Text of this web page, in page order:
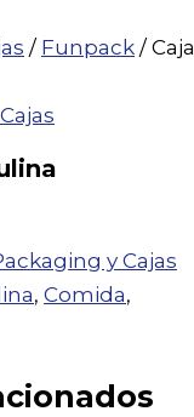
/ Funpack / Caja
y Cajas
, Comida,